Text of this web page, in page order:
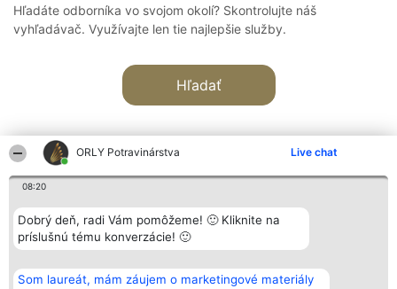
ORLY Potravinárstva Live chat
08:20
Dobrý deň, radi Vám pomôžeme! 🙂 Kliknite na
príslušnú tému konverzácie! 🙂
Som laureát, mám záujem o marketingové materiály
Hľadáte odborníka vo svojom okolí? Skontrolujte náš
vyhľadávač. Využívajte len tie najlepšie služby.
Hľadať
Organizátor hodnotenia
Bright Side Solutions sp. z o.
o. sp. k.
Wrocław 50-079
KRS 0000749100 | Regon
Hodnotenie
Laureáti
Lista
Laureatów
Podmienky
Kontakt
Kontakt